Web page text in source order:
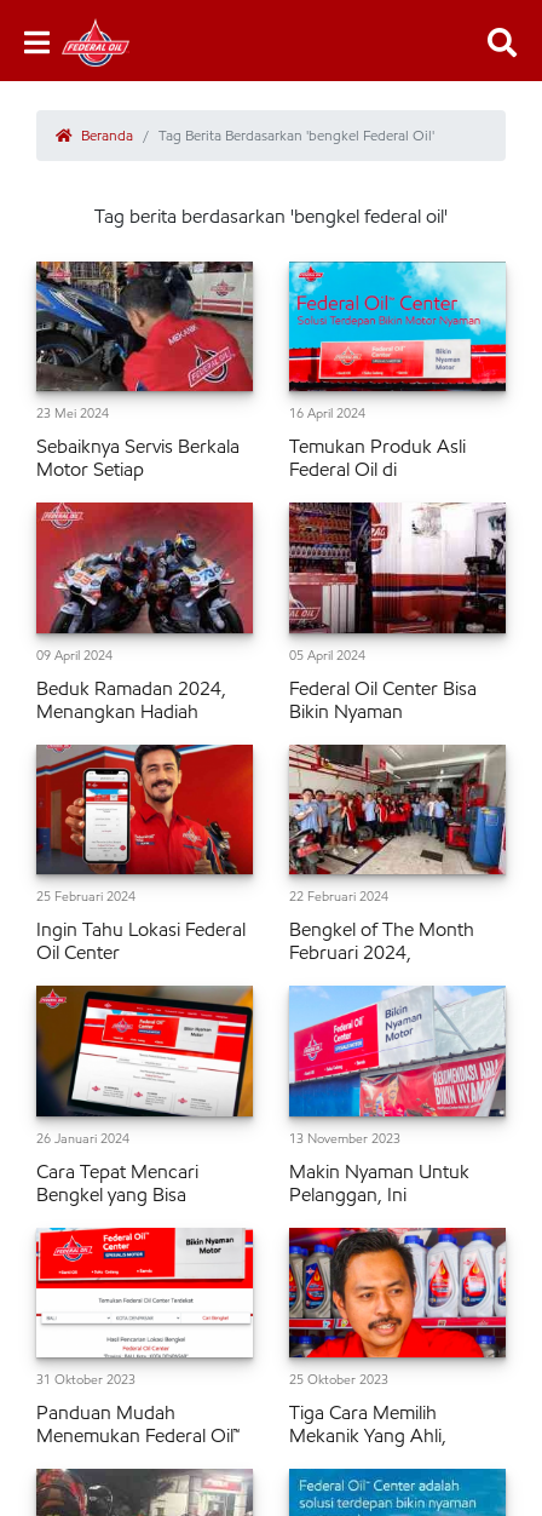
Beranda Tag Berita Berdasarkan 'bengkel Federal Oil'
Tag berita berdasarkan 'bengkel federal oil'
23 Mei 2024
Sebaiknya Servis Berkala
Motor Setiap
16 April 2024
Temukan Produk Asli
Federal Oil di
09 April 2024
Beduk Ramadan 2024,
Menangkan Hadiah
05 April 2024
Federal Oil Center Bisa
Bikin Nyaman
25 Februari 2024
Ingin Tahu Lokasi Federal
Oil Center
22 Februari 2024
Bengkel of The Month
Februari 2024,
26 Januari 2024
Cara Tepat Mencari
Bengkel yang Bisa
13 November 2023
Makin Nyaman Untuk
Pelanggan, Ini
31 Oktober 2023
Panduan Mudah
Menemukan Federal Oil™
25 Oktober 2023
Tiga Cara Memilih
Mekanik Yang Ahli,